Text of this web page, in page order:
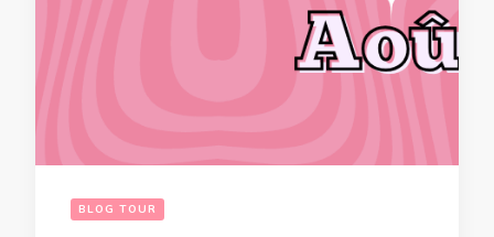
BLOG TOUR